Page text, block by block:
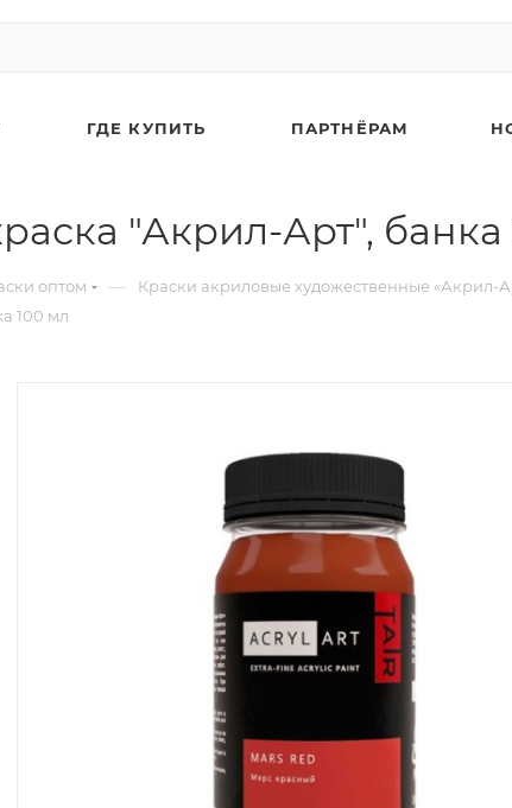
ГДЕ КУПИТЬ ПАРТНЁРАМ
"Акрил-Арт", банка
оптом — Краски акриловые художественные «Акрил-
100 мл